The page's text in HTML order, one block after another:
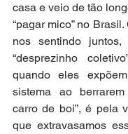
casa e veio de tão
“pagar mico” no
nos sentindo
“desprezinho
quando eles
sistema ao
carro de boi”, é pela
que extravasamos